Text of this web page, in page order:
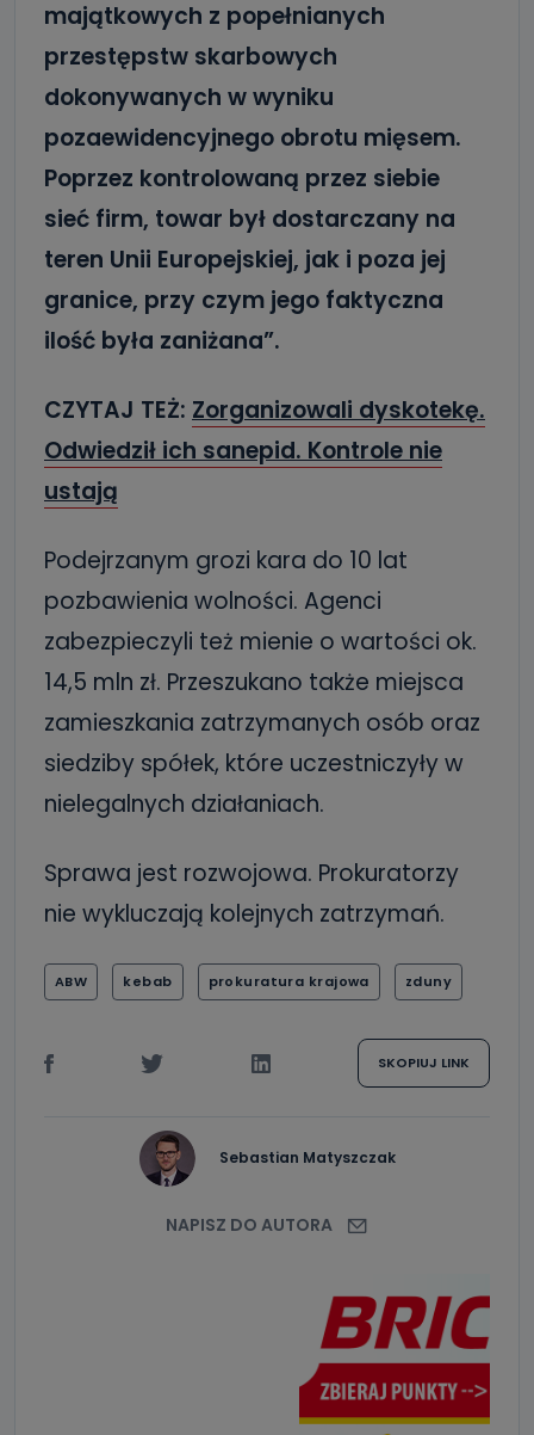
majątkowych z popełnianych
przestępstw skarbowych
dokonywanych w wyniku
pozaewidencyjnego obrotu mięsem.
Poprzez kontrolowaną przez siebie
sieć firm, towar był dostarczany na
teren Unii Europejskiej, jak i poza jej
granice, przy czym jego faktyczna
ilość była zaniżana”.
CZYTAJ TEŻ: Zorganizowali dyskotekę.
Odwiedził ich sanepid. Kontrole nie
ustają
Podejrzanym grozi kara do 10 lat
pozbawienia wolności. Agenci
zabezpieczyli też mienie o wartości ok.
14,5 mln zł. Przeszukano także miejsca
zamieszkania zatrzymanych osób oraz
siedziby spółek, które uczestniczyły w
nielegalnych działaniach.
Sprawa jest rozwojowa. Prokuratorzy
nie wykluczają kolejnych zatrzymań.
ABW kebab prokuratura krajowa zduny
SKOPIUJ LINK
Sebastian Matyszczak
NAPISZ DO AUTORA